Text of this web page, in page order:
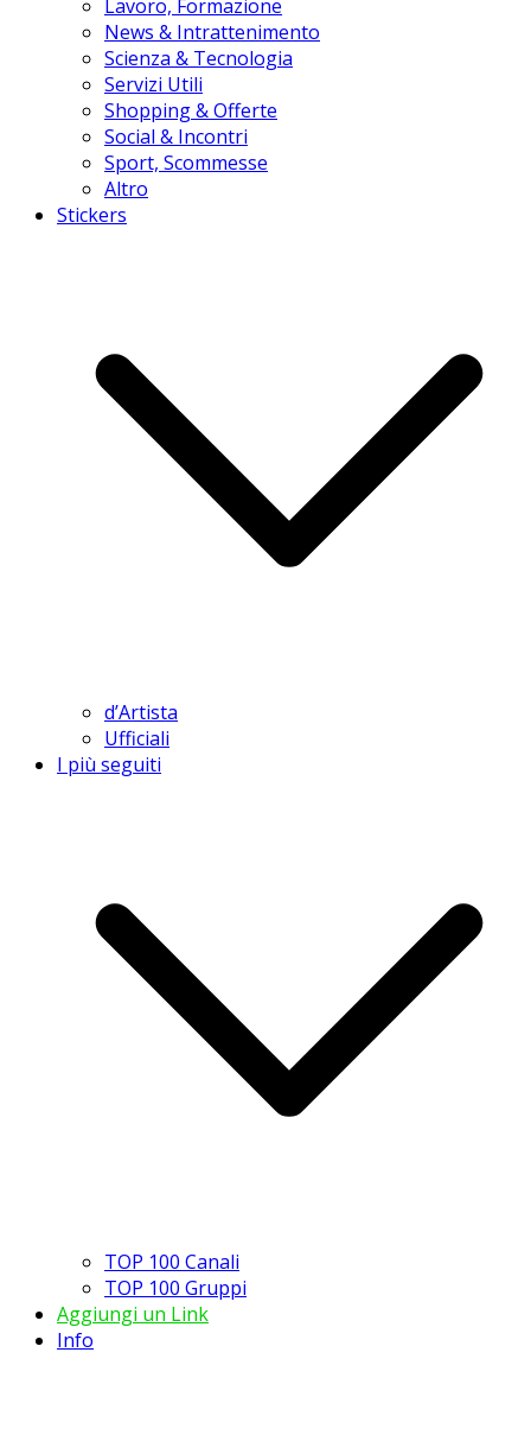
Lavoro, Formazione
News & Intrattenimento
Scienza & Tecnologia
Servizi Utili
Shopping & Offerte
Social & Incontri
Sport, Scommesse
Altro
Stickers
d’Artista
Ufficiali
I più seguiti
TOP 100 Canali
TOP 100 Gruppi
Aggiungi un Link
Info